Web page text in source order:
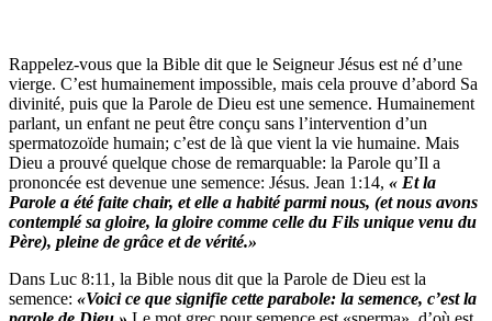
Rappelez-vous que la Bible dit que le Seigneur Jésus est né d’une
vierge. C’est humainement impossible, mais cela prouve d’abord Sa
divinité, puis que la Parole de Dieu est une semence. Humainement
parlant, un enfant ne peut être conçu sans l’intervention d’un
spermatozoïde humain; c’est de là que vient la vie humaine. Mais
Dieu a prouvé quelque chose de remarquable: la Parole qu’Il a
prononcée est devenue une semence: Jésus. Jean 1:14, « Et la
Parole a été faite chair, et elle a habité parmi nous, (et nous avons
contemplé sa gloire, la gloire comme celle du Fils unique venu du
Père), pleine de grâce et de vérité.»
Dans Luc 8:11, la Bible nous dit que la Parole de Dieu est la
semence: «Voici ce que signifie cette parabole: la semence, c’est la